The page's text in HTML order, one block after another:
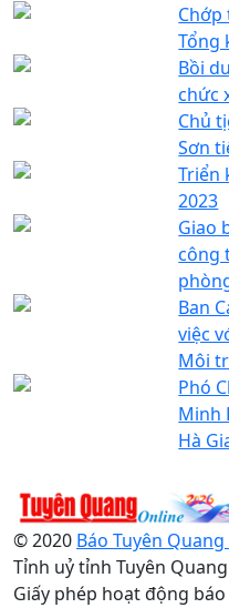
Tổng
Bồi
chức
Chủ
Sơn
Triển
2023
Giao
công
Ban
việc
Môi
Phó
Minh
Hà
© 2020 Báo Tuyên
Tỉnh uỷ tỉnh Tuyên Quang
Giấy phép hoạt động báo